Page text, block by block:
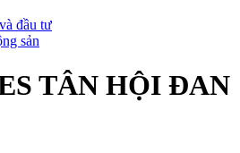
đầu tư
sản
TÂN HỘI ĐAN